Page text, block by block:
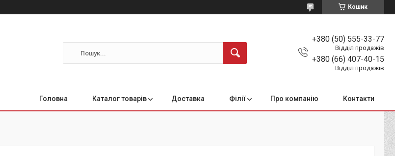
Кошик
+380 (50) 555-33-77
Відділ продажів
+380 (66) 407-40-15
Відділ продажів
Головна Каталог товарів Доставка Філії Про компанію Контакти